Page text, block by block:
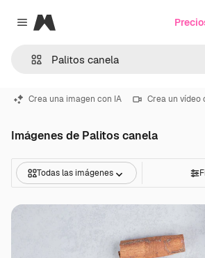
Close menu
Magnific
Crea una imagen con IA Crea un vídeo
Imágenes de Palitos canela
Todas las imágenes